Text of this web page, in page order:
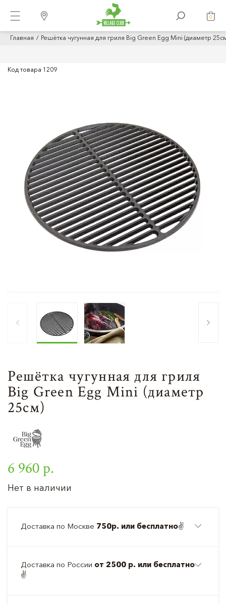
0
Главная Решётка чугунная для гриля Big Green Egg Mini (диаметр
Код товара 1209
Решётка чугунная для гриля
Big Green Egg Mini (диаметр
25см)
6 960 р.
Нет в наличии
Доставка по Москве 750р. или бесплатно✌️
Доставка по России от 2500 р. или бесплатно
✌️